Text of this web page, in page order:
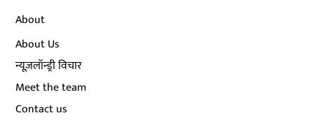
About
About Us
न्यूज़लॉन्ड्री विचार
Meet the team
Contact us